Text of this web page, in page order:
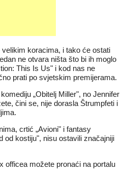
velikim koracima, i tako će ostati
ne otvara ništa što bi ih moglo
This Is Us" i kod nas ne
prati po svjetskim premijerama.
„Obitelj Miller", no Jennifer
čini se, nije dorasla Štrumpfeti i
crtić „Avioni" i fantasy
od kostiju", nisu ostavili značajniji
officea možete pronaći na portalu